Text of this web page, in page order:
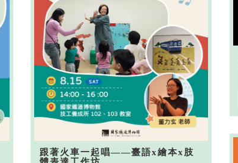
跟著火車一起唱——臺語x繪本x肢